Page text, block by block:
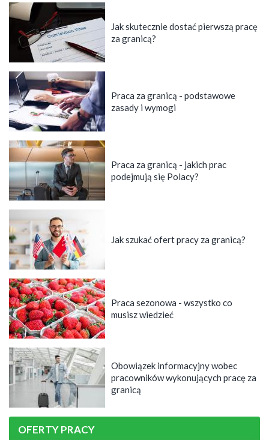
Jak skutecznie dostać pierwszą pracę
za granicą?
Praca za granicą - podstawowe
zasady i wymogi
Praca za granicą - jakich prac
podejmują się Polacy?
Jak szukać ofert pracy za granicą?
Praca sezonowa - wszystko co
musisz wiedzieć
Obowiązek informacyjny wobec
pracowników wykonujących pracę za
granicą
OFERTY PRACY